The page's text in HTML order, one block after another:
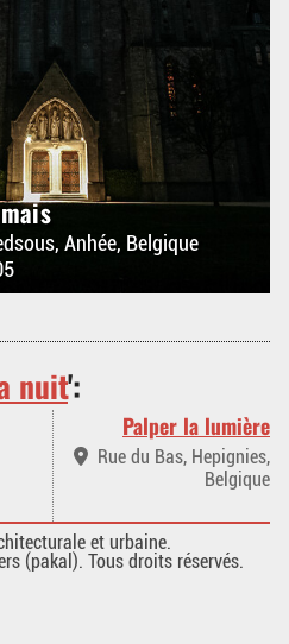
Anhée, Belgique
nuit':
Palper la lumière
Rue du Bas, Hepignies,
Belgique
et urbaine.
(pakal). Tous droits réservés.